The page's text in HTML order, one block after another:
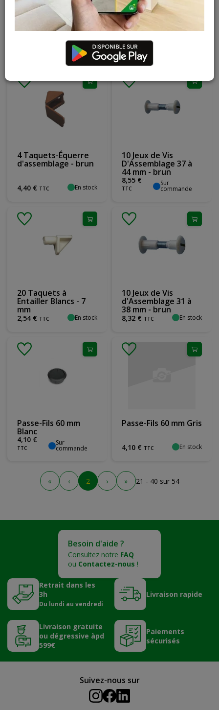
Passe-Fils 80 mm Gris
En stock
20 Taquets à
Entailler Blancs - 6
mm
2,54€
4 Taquets-Équerre
d'assemblage - brun
4,40 € TTC En stock
10 Jeux de Vis
D'Assemblage 37 à
44 mm - brun
8,55 €
TTC
Sur
commande
20 Taquets à
Entailler Blancs - 7
mm
2,54 € TTC En stock
10 Jeux de Vis
d'Assemblage 31 à
38 mm - brun
8,32 € TTC En stock
Passe-Fils 60 mm
Blanc
4,10 €
TTC
Sur
commande
Passe-Fils 60 mm Gris
4,10 € TTC En stock
« ‹ 2 › » 21 - 40 sur 54
Besoin d'aide ?
Consultez notre FAQ
ou Contactez-nous !
Retrait dans les
3h
Du lundi au vendredi
Livraison rapide
Livraison gratuite
ou dégressive àpd
599€
Paiements
sécurisés
Suivez-nous sur